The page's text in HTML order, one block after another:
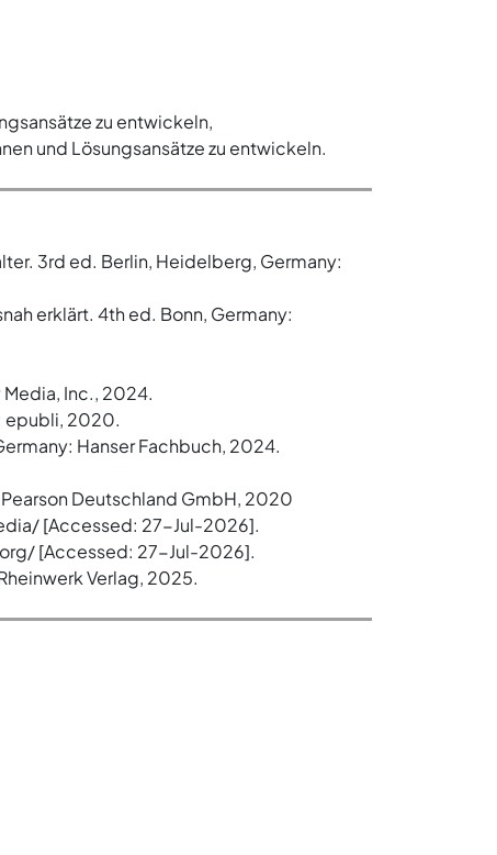
zu entwickeln,
und Lösungsansätze zu entwickeln.
3rd ed. Berlin, Heidelberg, Germany:
erklärt. 4th ed. Bonn, Germany:
Media, Inc., 2024.
epubli, 2020.
Hanser Fachbuch, 2024.
Deutschland GmbH, 2020
[Accessed: 27-Jul-2026].
[Accessed: 27-Jul-2026].
Verlag, 2025.